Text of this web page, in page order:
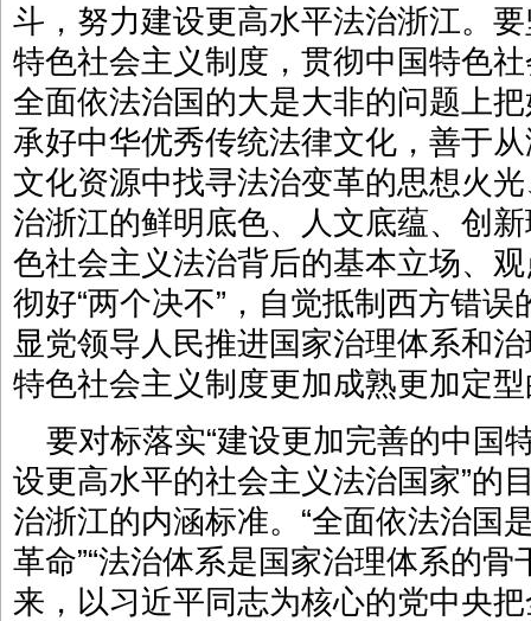
斗，努力建设更高水平法治浙江。
特色社会主义制度，贯彻中国特色
全面依法治国的大是大非的问题上
承好中华优秀传统法律文化，善于
文化资源中找寻法治变革的思想火
治浙江的鲜明底色、人文底蕴、创
色社会主义法治背后的基本立场、
彻好“两个决不”，自觉抵制西方错
显党领导人民推进国家治理体系和
特色社会主义制度更加成熟更加定
要对标落实“建设更加完善的中国
设更高水平的社会主义法治国家”的
治浙江的内涵标准。“全面依法治国
革命”“法治体系是国家治理体系的骨
来，以习近平同志为核心的党中央